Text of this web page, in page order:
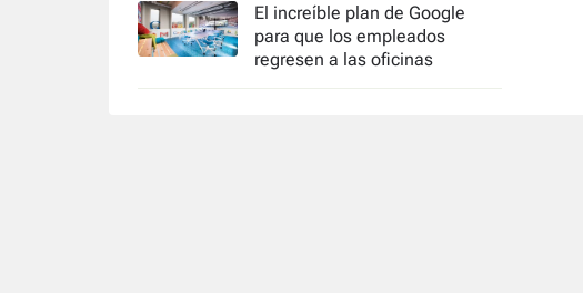
El increíble plan de Google
para que los empleados
regresen a las oficinas